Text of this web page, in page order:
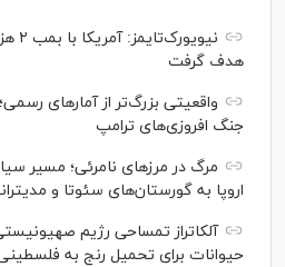
هدف گرفت
واقعیتی بزرگ‌تر از آمار‌های
جنگ افروزی‌های ترامپ
مرگ در مرز‌های نامرئی؛ مسیر
اروپا به گورستان‌های سئوتا و
آلکاتراز تمساحی رژیم
حیوانات برای تحمیل رنج به